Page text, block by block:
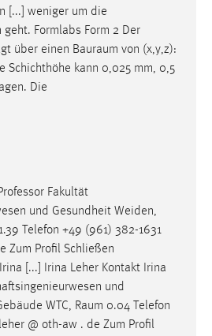
[...] weniger um die
Formlabs Form 2 Der
über einen Bauraum von (x,y,z):
Schichthöhe kann 0,025 mm, 0,5
Die
Fakultät
und Gesundheit Weiden,
1.39 Telefon +49 (961) 382-1631
Zum Profil Schließen
[...] Irina Leher Kontakt Irina
und
WTC, Raum 0.04 Telefon
@ oth-aw . de Zum Profil